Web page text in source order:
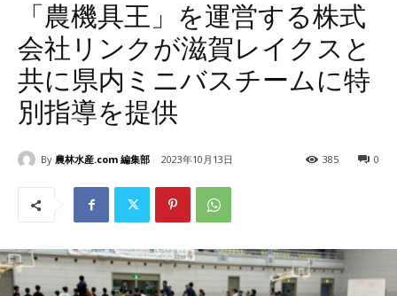
「農機具王」を運営する株式
会社リンクが滋賀レイクスと
共に県内ミニバスチームに特
別指導を提供
By 農林水産.com 編集部 2023年10月13日 0
385